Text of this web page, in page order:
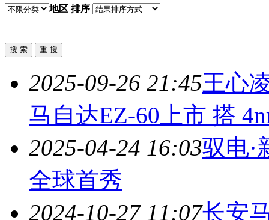
地区 排序
2025-09-26 21:45王心
马自达EZ-60上市 搭
2025-04-24 16:03驭电·
全球首秀
2024-10-27 11:07长安